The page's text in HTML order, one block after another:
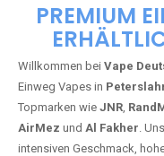
PREMIUM
Willkommen bei Vape
Einweg Vapes in
Topmarken wie JNR,
AirMez und Al Fakher.
intensiven Geschmack,